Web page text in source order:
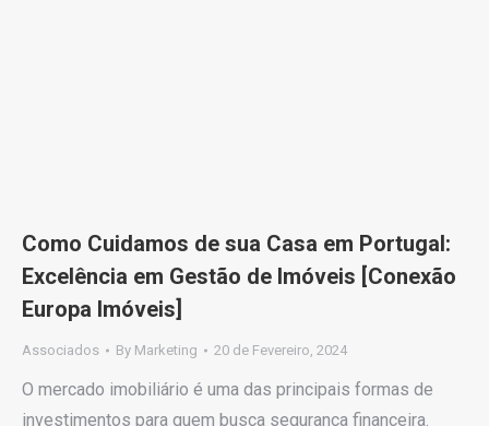
Como Cuidamos de sua Casa em Portugal:
Excelência em Gestão de Imóveis [Conexão
Europa Imóveis]
Associados By Marketing 20 de Fevereiro, 2024
O mercado imobiliário é uma das principais formas de
investimentos para quem busca segurança financeira.